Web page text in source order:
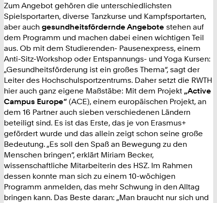
Zum Angebot gehören die unterschiedlichsten
Spielsportarten, diverse Tanzkurse und Kampfsportarten,
aber auch gesundheitsfördernde Angebote stehen auf
dem Programm und machen dabei einen wichtigen Teil
aus. Ob mit dem Studierenden- Pausenexpress, einem
Anti-Sitz-Workshop oder Entspannungs- und Yoga Kursen:
„Gesundheitsförderung ist ein großes Thema“, sagt der
Leiter des Hochschulsportzentrums. Daher setzt die RWTH
hier auch ganz eigene Maßstäbe: Mit dem Projekt „Active
Campus Europe“ (ACE), einem europäischen Projekt, an
dem 16 Partner auch sieben verschiedenen Ländern
beteiligt sind. Es ist das Erste, das je von Erasmus+
gefördert wurde und das allein zeigt schon seine große
Bedeutung. „Es soll den Spaß an Bewegung zu den
Menschen bringen“, erklärt Miriam Becker,
wissenschaftliche Mitarbeiterin des HSZ. Im Rahmen
dessen konnte man sich zu einem 10-wöchigen
Programm anmelden, das mehr Schwung in den Alltag
bringen kann. Das Beste daran: „Man braucht nur sich und